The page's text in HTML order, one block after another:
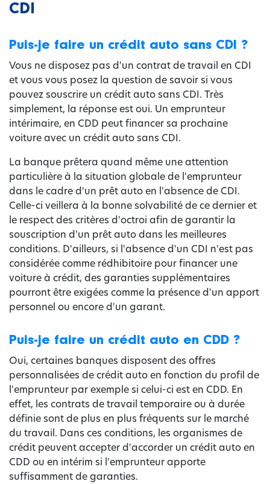
CDI
Puis-je faire un crédit auto sans CDI ?
Vous ne disposez pas d'un contrat de travail en CDI
et vous vous posez la question de savoir si vous
pouvez souscrire un crédit auto sans CDI. Très
simplement, la réponse est oui. Un emprunteur
intérimaire, en CDD peut financer sa prochaine
voiture avec un crédit auto sans CDI.
La banque prêtera quand même une attention
particulière à la situation globale de l'emprunteur
dans le cadre d'un prêt auto en l'absence de CDI.
Celle-ci veillera à la bonne solvabilité de ce dernier et
le respect des critères d'octroi afin de garantir la
souscription d'un prêt auto dans les meilleures
conditions. D'ailleurs, si l'absence d'un CDI n'est pas
considérée comme rédhibitoire pour financer une
voiture à crédit, des garanties supplémentaires
pourront être exigées comme la présence d'un apport
personnel ou encore d'un garant.
Puis-je faire un crédit auto en CDD ?
Oui, certaines banques disposent des offres
personnalisées de crédit auto en fonction du profil de
l'emprunteur par exemple si celui-ci est en CDD. En
effet, les contrats de travail temporaire ou à durée
définie sont de plus en plus fréquents sur le marché
du travail. Dans ces conditions, les organismes de
crédit peuvent accepter d'accorder un crédit auto en
CDD ou en intérim si l'emprunteur apporte
suffisamment de garanties.